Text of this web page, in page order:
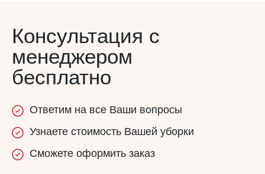
Консультация с
менеджером
бесплатно
Ответим на все Ваши вопросы
Узнаете стоимость Вашей уборки
Сможете оформить заказ